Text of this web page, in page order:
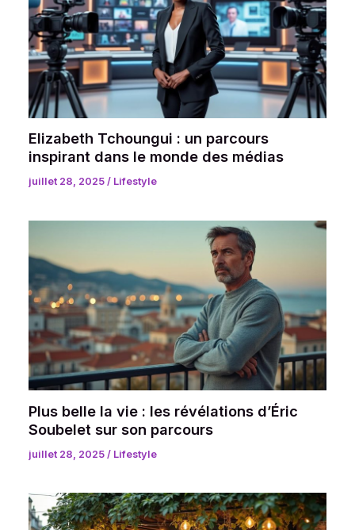
Elizabeth Tchoungui : un parcours
inspirant dans le monde des médias
juillet 28, 2025/ Lifestyle
Plus belle la vie : les révélations d’Éric
Soubelet sur son parcours
juillet 28, 2025 / Lifestyle